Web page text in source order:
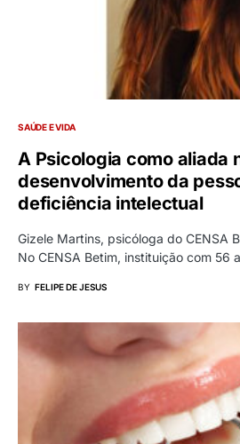
SAÚDE E VIDA
A Psicologia como aliada
desenvolvimento da
deficiência intelectual
Gizele Martins, psicóloga do CENSA
No CENSA Betim, instituição com 56
BY FELIPE DE JESUS